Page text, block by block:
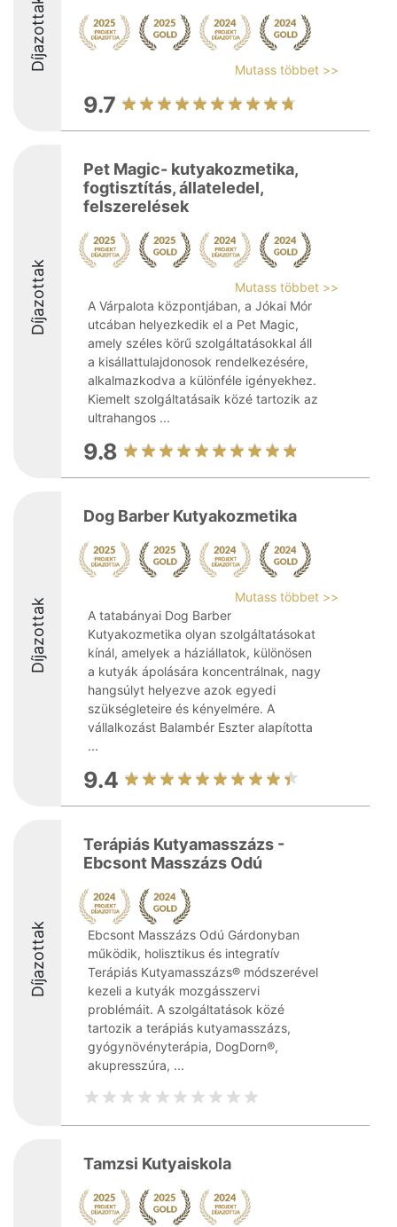
Díjazottak Mutass többet >>
9.7
Díjazottak
Pet Magic- kutyakozmetika,
fogtisztítás, állateledel,
felszerelések
Mutass többet >>
A Várpalota központjában, a Jókai Mór
utcában helyezkedik el a Pet Magic,
amely széles körű szolgáltatásokkal áll
a kisállattulajdonosok rendelkezésére,
alkalmazkodva a különféle igényekhez.
Kiemelt szolgáltatásaik közé tartozik az
ultrahangos ...
9.8
Díjazottak
Dog Barber Kutyakozmetika
Mutass többet >>
A tatabányai Dog Barber
Kutyakozmetika olyan szolgáltatásokat
kínál, amelyek a háziállatok, különösen
a kutyák ápolására koncentrálnak, nagy
hangsúlyt helyezve azok egyedi
szükségleteire és kényelmére. A
vállalkozást Balambér Eszter alapította
...
9.4
Díjazottak
Terápiás Kutyamasszázs -
Ebcsont Masszázs Odú
Ebcsont Masszázs Odú Gárdonyban
működik, holisztikus és integratív
Terápiás Kutyamasszázs® módszerével
kezeli a kutyák mozgásszervi
problémáit. A szolgáltatások közé
tartozik a terápiás kutyamasszázs,
gyógynövényterápia, DogDorn®,
akupresszúra, ...
Tamzsi Kutyaiskola